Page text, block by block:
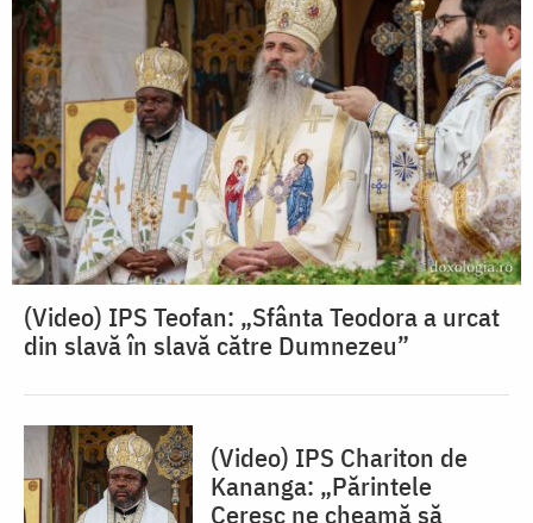
(Video) IPS Teofan: „Sfânta Teodora a urcat
din slavă în slavă către Dumnezeu”
(Video) IPS Chariton de
Kananga: „Părintele
Ceresc ne cheamă să